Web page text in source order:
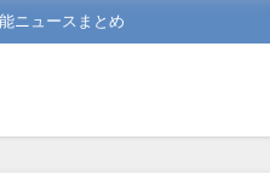
ニュースまとめ